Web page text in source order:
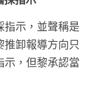
指示，並聲稱是
推卸報導方向只
示，但黎承認當